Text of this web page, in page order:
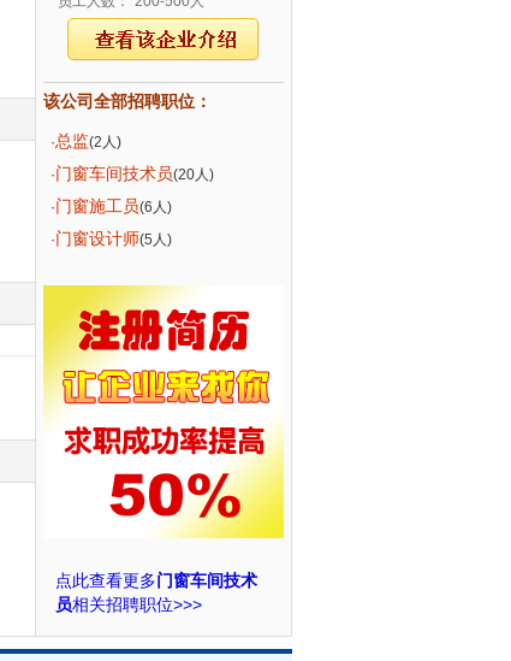
该公司全部招聘职位：
·总监(2人)
·门窗车间技术员(20人)
·门窗施工员(6人)
·门窗设计师(5人)
点此查看更多门窗车间技术
员相关招聘职位>>>